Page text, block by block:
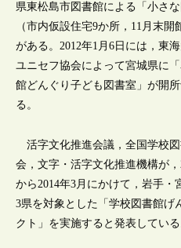
県東松島市図書館による「小さな
（市内仮設住宅9か所，11月末開
がある。2012年1月6日には，東
ユニセフ協会によって宮城県に
館どんぐり子ども図書室」が開
る。
活字文化推進会議，全国学校
会，文字・活字文化推進機構が，
から2014年3月にかけて，岩手・
3県を対象とした「学校図書館げ
クト」を実施すると発表している